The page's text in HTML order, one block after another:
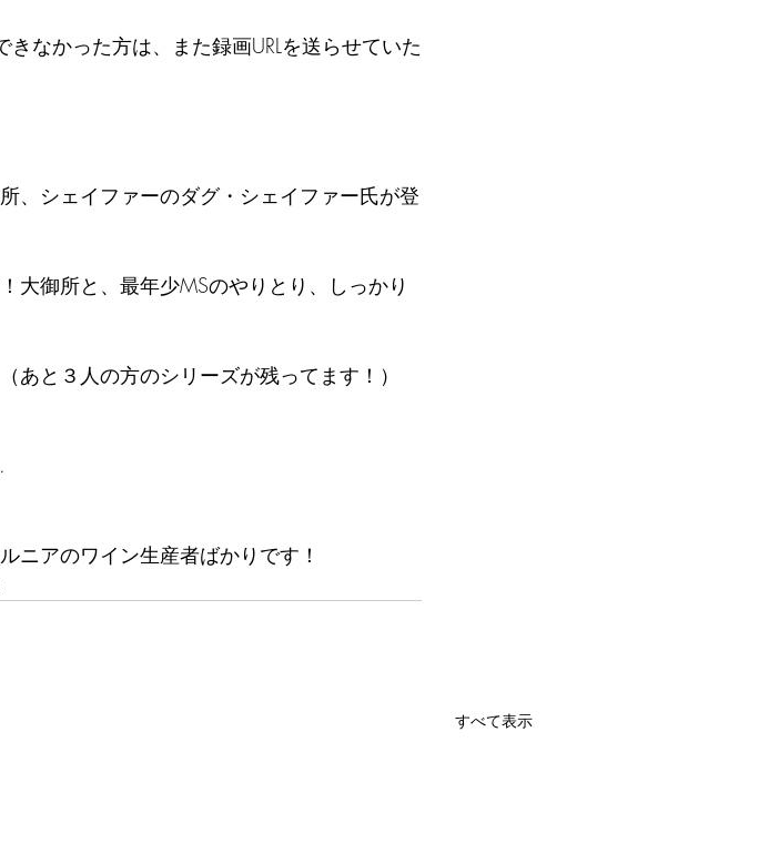
なかった方は、また録画URLを送らせていた
、シェイファーのダグ・シェイファー氏が登
大御所と、最年少MSのやりとり、しっかり
あと３人の方のシリーズが残ってます！）
ニアのワイン生産者ばかりです！
すべて表示